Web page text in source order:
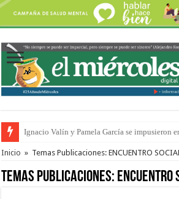
Traigo el litoral en mi canción: 100 años de
Inicio » Temas Publicaciones: ENCUENTRO SOCIAL
Temas Publicaciones: ENCUENTRO